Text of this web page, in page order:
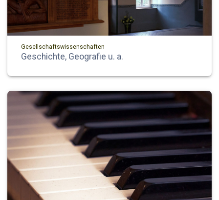
Gesellschaftswissenschaften
Geschichte, Geografie u. a.